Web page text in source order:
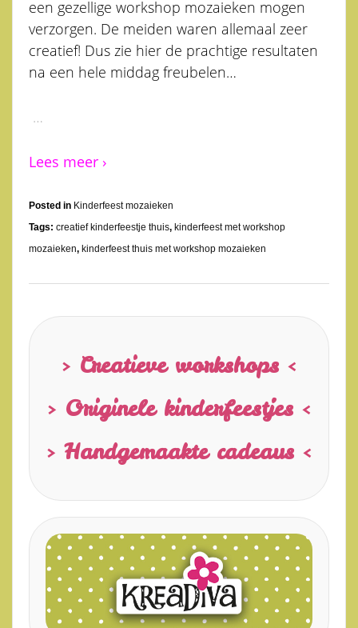
een gezellige workshop mozaieken mogen
verzorgen. De meiden waren allemaal zeer
creatief! Dus zie hier de prachtige resultaten
na een hele middag freubelen…
…
Lees meer ›
Posted in Kinderfeest mozaieken
Tags: creatief kinderfeestje thuis, kinderfeest met workshop
mozaieken, kinderfeest thuis met workshop mozaieken
> Creatieve workshops <
> Originele kinderfeestjes <
> Handgemaakte cadeaus <